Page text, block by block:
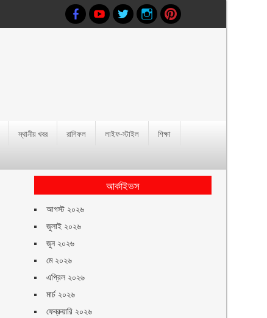
স্থানীয় খবর রাশিফল লাইফ-স্টাইল
শিক্ষা
আর্কাইভস
আগস্ট ২০২৬
জুলাই ২০২৬
জুন ২০২৬
মে ২০২৬
এপ্রিল ২০২৬
মার্চ ২০২৬
ফেব্রুয়ারি ২০২৬